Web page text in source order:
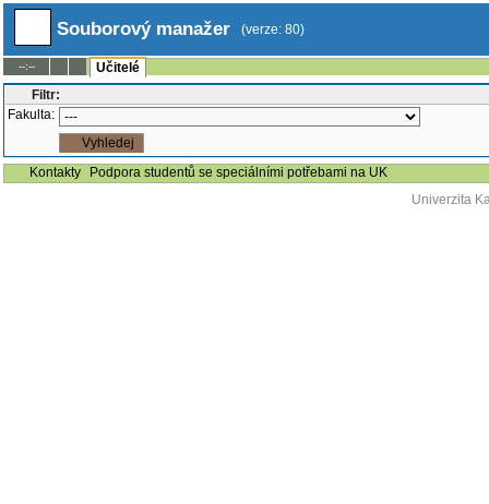
Souborový manažer (verze: 80)
--:--
Učitelé
Filtr:
Fakulta:
Kontakty
Podpora studentů se speciálními potřebami na UK
Univerzita